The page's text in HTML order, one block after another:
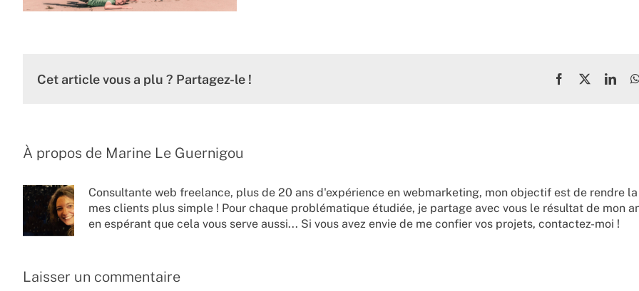
Cet article vous a plu ? Partagez-le ! Facebook
X
À propos de Marine Le Guernigou
Consultante web freelance, plus de 20 ans d'expérience en webmarketing, mon objectif est de rendre
mes clients plus simple ! Pour chaque problématique étudiée, je partage avec vous le résultat de mon
en espérant que cela vous serve aussi... Si vous avez envie de me confier vos projets, contactez-moi !
Laisser un commentaire